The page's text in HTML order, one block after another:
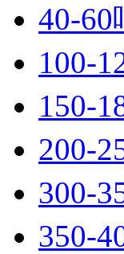
40-
100-
150-
200-
300-
350-